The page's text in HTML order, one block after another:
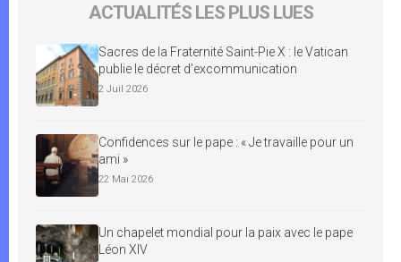
ACTUALITÉS LES PLUS LUES
Sacres de la Fraternité Saint-Pie X : le Vatican
publie le décret d’excommunication
2 Juil 2026
Confidences sur le pape : « Je travaille pour un
ami »
22 Mai 2026
Un chapelet mondial pour la paix avec le pape
Léon XIV